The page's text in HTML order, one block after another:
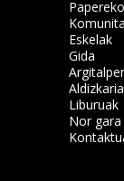
Eskelak
Gida
Liburuak
Nor gara